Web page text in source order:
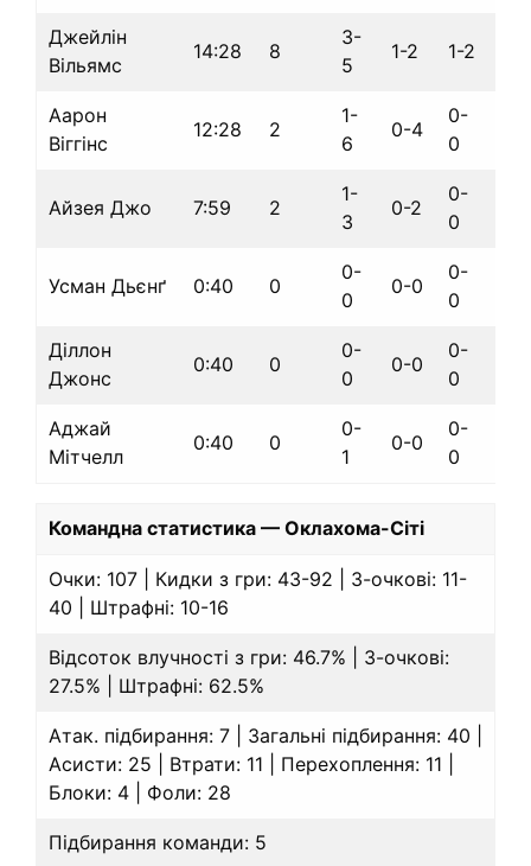
Джейлін
Вільямс
14:28 8
3-
5
1-2 1-2
Аарон
Віггінс
12:28 2
1-
6
0-4
0-
0
Айзея Джо 7:59 2
1-
3
0-2
0-
0
Усман Дьєнґ 0:40 0
0-
0
0-0
0-
0
Діллон
Джонс
0:40 0
0-
0
0-0
0-
0
Аджай
Мітчелл
0:40 0
0-
1
0-0
0-
0
Командна статистика — Оклахома-Сіті
Очки: 107 | Кидки з гри: 43-92 | 3-очкові: 11-
40 | Штрафні: 10-16
Відсоток влучності з гри: 46.7% | 3-очкові:
27.5% | Штрафні: 62.5%
Атак. підбирання: 7 | Загальні підбирання: 40 |
Асисти: 25 | Втрати: 11 | Перехоплення: 11 |
Блоки: 4 | Фоли: 28
Підбирання команди: 5